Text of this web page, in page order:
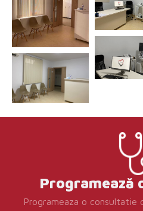
Programează
Programeaza o consultatie